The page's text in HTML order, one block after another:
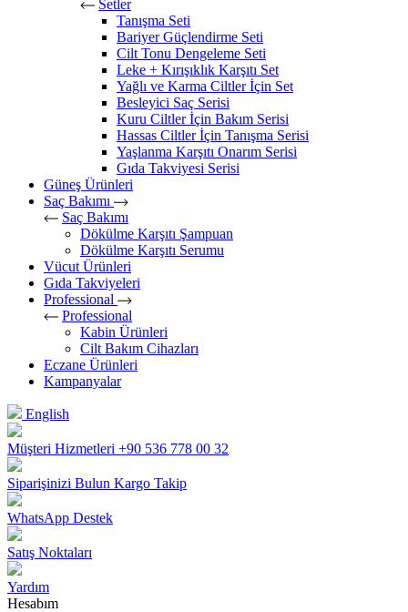
Setler
Tanışma Seti
Bariyer Güçlendirme Seti
Cilt Tonu Dengeleme Seti
Leke + Kırışıklık Karşıtı Set
Yağlı ve Karma Ciltler İçin Set
Besleyici Saç Serisi
Kuru Ciltler İçin Bakım Serisi
Hassas Ciltler İçin Tanışma Serisi
Yaşlanma Karşıtı Onarım Serisi
Gıda Takviyesi Serisi
Güneş Ürünleri
Saç Bakımı
Saç Bakımı
Dökülme Karşıtı Şampuan
Dökülme Karşıtı Serumu
Vücut Ürünleri
Gıda Takviyeleri
Professional
Professional
Kabin Ürünleri
Cilt Bakım Cihazları
Eczane Ürünleri
Kampanyalar
English
Müşteri Hizmetleri +90 536 778 00 32
Siparişinizi Bulun Kargo Takip
WhatsApp Destek
Satış Noktaları
Yardım
Hesabım